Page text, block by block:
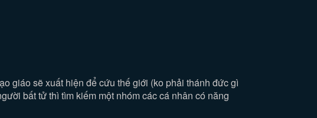
giáo sẽ xuất hiện để cứu thế giới (ko phải thánh đức gì
bất tử thì tìm kiếm một nhóm các cá nhân có năng